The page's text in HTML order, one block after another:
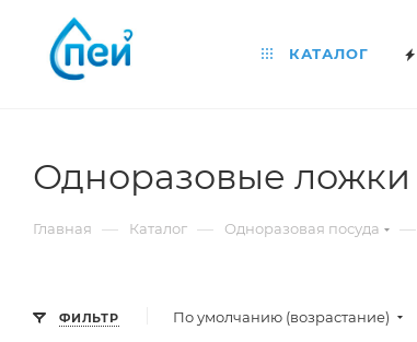
КАТАЛОГ
Одноразовые ложки
Главная — Каталог — Одноразовая посуда —
ФИЛЬТР По умолчанию (возрастание)